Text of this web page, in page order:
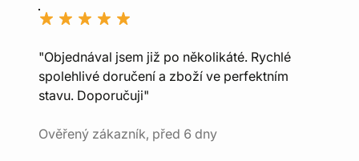
"Objednával jsem již po několikáté. Rychlé
spolehlivé doručení a zboží ve perfektním
stavu. Doporučuji"
Ověřený zákazník, před 6 dny